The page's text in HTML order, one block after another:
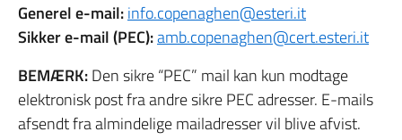
Generel e-mail:info.copenaghen@esteri.it
Sikker e-mail (PEC):amb.copenaghen@cert.esteri.it
BEMÆRK:Den sikre “PEC” mail kan kun modtage
elektronisk post fra andre sikre PEC adresser. E-mails
afsendt fra almindelige mailadresser vil blive afvist.